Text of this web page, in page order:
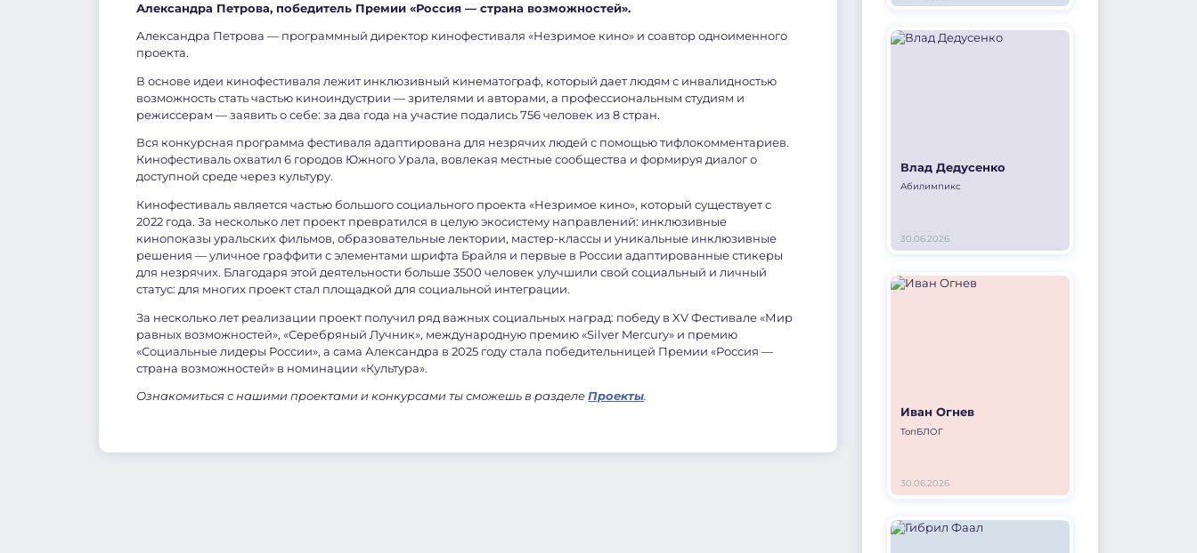
Александра Петрова, победитель Премии «Россия — страна возможностей».
Александра Петрова — программный директор кинофестиваля «Незримое кино» и соавтор одноименного
проекта.
В основе идеи кинофестиваля лежит инклюзивный кинематограф, который дает людям с инвалидностью
возможность стать частью киноиндустрии — зрителями и авторами, а профессиональным студиям и
режиссерам — заявить о себе: за два года на участие подались 756 человек из 8 стран.
Вся конкурсная программа фестиваля адаптирована для незрячих людей с помощью тифлокомментариев.
Кинофестиваль охватил 6 городов Южного Урала, вовлекая местные сообщества и формируя диалог о
доступной среде через культуру.
Кинофестиваль является частью большого социального проекта «Незримое кино», который существует с
2022 года. За несколько лет проект превратился в целую экосистему направлений: инклюзивные
кинопоказы уральских фильмов, образовательные лектории, мастер-классы и уникальные инклюзивные
решения — уличное граффити с элементами шрифта Брайля и первые в России адаптированные стикеры
для незрячих. Благодаря этой деятельности больше 3500 человек улучшили свой социальный и личный
статус: для многих проект стал площадкой для социальной интеграции.
За несколько лет реализации проект получил ряд важных социальных наград: победу в XV Фестивале «Мир
равных возможностей», «Серебряный Лучник», международную премию «Silver Mercury» и премию
«Социальные лидеры России», а сама Александра в 2025 году стала победительницей Премии «Россия —
страна возможностей» в номинации «Культура».
Ознакомиться с нашими проектами и конкурсами ты сможешь в разделеПроекты.
Влад Дедусенко
Абилимпикс
30.06.2026
Иван Огнев
ТопБЛОГ
30.06.2026